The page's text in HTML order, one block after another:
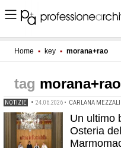
Home ▪ key ▪ morana+rao
morana+rao
NOTIZIE • 24.06.2026 • CARLANA
Un ultimo
Osteria